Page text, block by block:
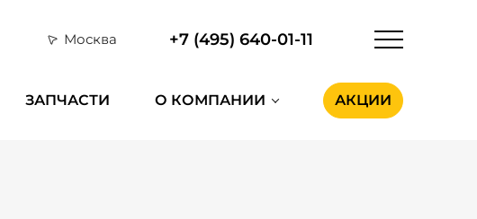
Москва +7 (495) 640-01-11
ЗАПЧАСТИ О КОМПАНИИ АКЦИИ